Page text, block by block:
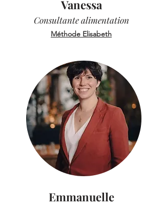
Vanessa
Consultante alimentation
Méthode Elisabeth
Emmanuelle